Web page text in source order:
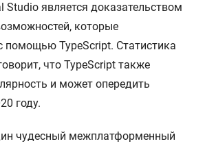
Studio является доказательством
которые
помощью TypeScript. Статистика
что TypeScript также
и может опередить
году.
чудесный межплатформенный